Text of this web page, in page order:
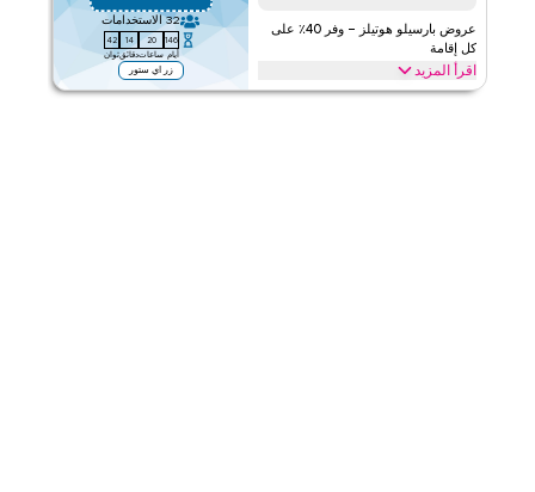
عروض بارسيلو هوتيلز – وفر 40٪ على
كل إقامة
اقرأ المزيد
32 الاستخدامات
146
أيام
20
ساعات
14
دقائق
41
ثوان
زر اي ستور
احصل على خصم 40% في فنادق بارسيلو، ويشمل ذلك الغرف المميزة،